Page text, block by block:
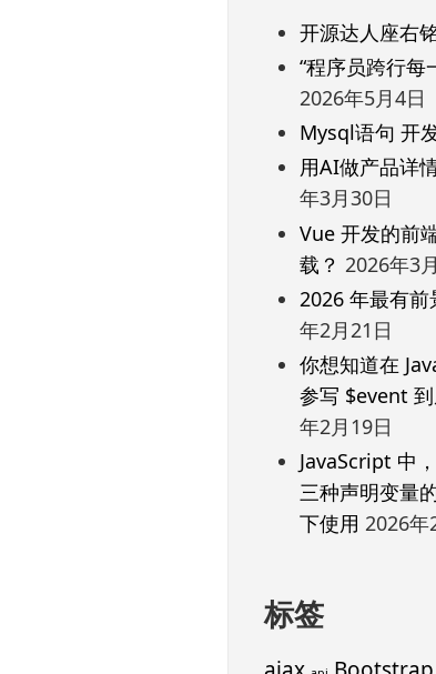
开源达人座右
“程序员跨行每
2026年5月4日
Mysql语句 开
用AI做产品详
年3月30日
Vue 开发的前
载？ 2026年3
2026 年最有前
年2月21日
你想知道在
参写 $event
年2月19日
JavaScript 中
三种声明变量
下使用 2026年
标签